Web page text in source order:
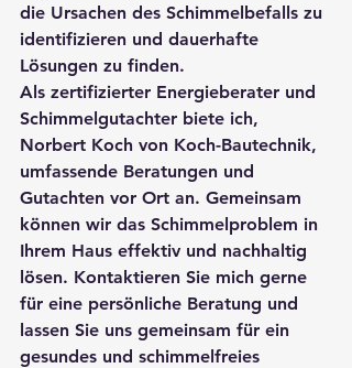
die Ursachen des Schimmelbefalls zu
identifizieren und dauerhafte
Lösungen zu finden.
Als zertifizierter Energieberater und
Schimmelgutachter biete ich,
Norbert Koch von Koch-Bautechnik,
umfassende Beratungen und
Gutachten vor Ort an. Gemeinsam
können wir das Schimmelproblem in
Ihrem Haus effektiv und nachhaltig
lösen. Kontaktieren Sie mich gerne
für eine persönliche Beratung und
lassen Sie uns gemeinsam für ein
gesundes und schimmelfreies